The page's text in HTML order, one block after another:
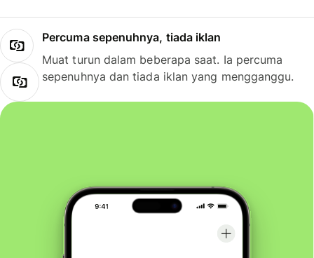
Percuma sepenuhnya, tiada iklan
Muat turun dalam beberapa saat. Ia percuma
sepenuhnya dan tiada iklan yang mengganggu.